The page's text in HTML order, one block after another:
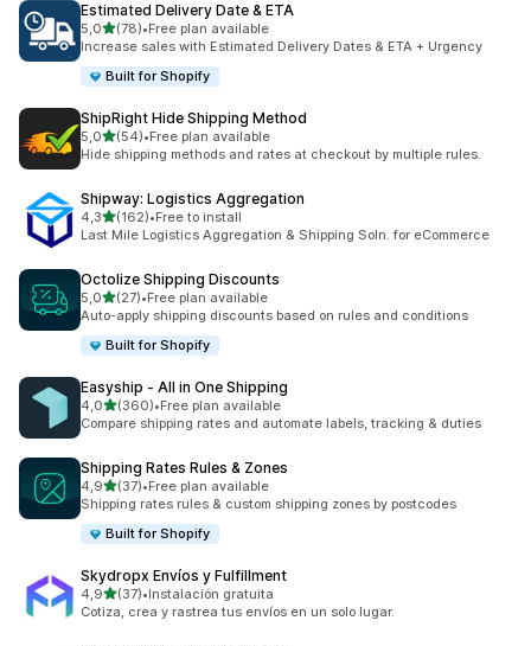
Estimated Delivery Date & ETA
5,0/ 5 tähteä
(78)
78 arvostelua yhteensä
•Free plan available
Increase sales with Estimated Delivery Dates & ETA + Urgency
Built for Shopify
ShipRight Hide Shipping Method
5,0/ 5 tähteä
(54)
54 arvostelua yhteensä
•Free plan available
Hide shipping methods and rates at checkout by multiple rules.
Shipway: Logistics Aggregation
4,3/ 5 tähteä
(162)
162 arvostelua yhteensä
•Free to install
Last Mile Logistics Aggregation & Shipping Soln. for eCommerce
Octolize Shipping Discounts
5,0/ 5 tähteä
(27)
27 arvostelua yhteensä
•Free plan available
Auto-apply shipping discounts based on rules and conditions
Built for Shopify
Easyship ‑ All in One Shipping
4,0/ 5 tähteä
(360)
360 arvostelua yhteensä
•Free plan available
Compare shipping rates and automate labels, tracking & duties
Shipping Rates Rules & Zones
4,9/ 5 tähteä
(37)
37 arvostelua yhteensä
•Free plan available
Shipping rates rules & custom shipping zones by postcodes
Built for Shopify
Skydropx Envíos y Fulfillment
4,9/ 5 tähteä
(37)
37 arvostelua yhteensä
•Instalación gratuita
Cotiza, crea y rastrea tus envíos en un solo lugar.